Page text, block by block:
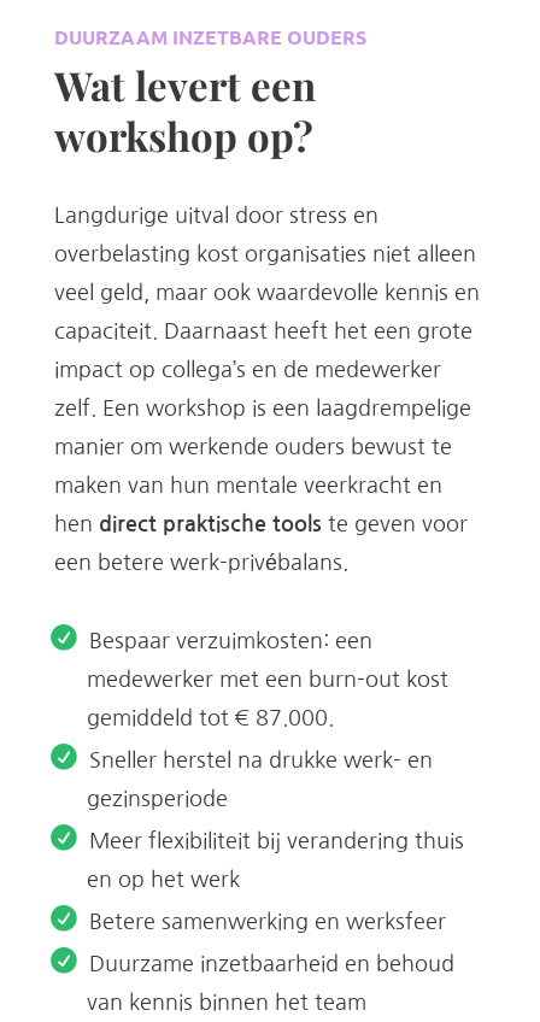
DUURZAAM INZETBARE OUDERS
Wat levert een
workshop op?
Langdurige uitval door stress en
overbelasting kost organisaties niet alleen
veel geld, maar ook waardevolle kennis en
capaciteit. Daarnaast heeft het een grote
impact op collega’s en de medewerker
zelf. Een workshop is een laagdrempelige
manier om werkende ouders bewust te
maken van hun mentale veerkracht en
hen direct praktische tools te geven voor
een betere werk-privébalans.
Bespaar verzuimkosten: een
medewerker met een burn-out kost
gemiddeld tot € 87.000.
Sneller herstel na drukke werk- en
gezinsperiode
Meer flexibiliteit bij verandering thuis
en op het werk
Betere samenwerking en werksfeer
Duurzame inzetbaarheid en behoud
van kennis binnen het team